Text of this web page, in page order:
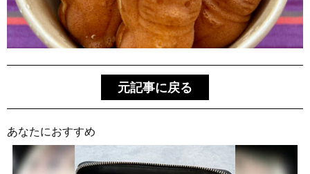
元記事に戻る
あなたにおすすめ